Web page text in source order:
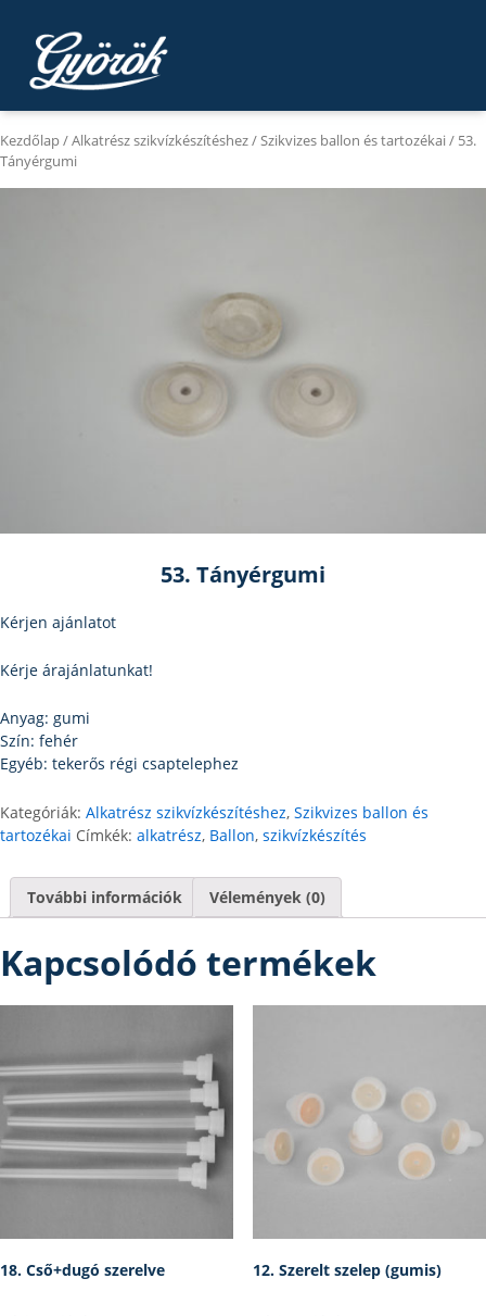
Kezdőlap/Alkatrész szikvízkészítéshez/Szikvizes ballon és tartozékai/ 53.
Tányérgumi
53. Tányérgumi
Kérjen ajánlatot
Kérje árajánlatunkat!
Anyag: gumi
Szín: fehér
Egyéb: tekerős régi csaptelephez
Kategóriák: Alkatrész szikvízkészítéshez, Szikvizes ballon és
tartozékai Címkék: alkatrész, Ballon, szikvízkészítés
További információk Vélemények (0)
Kapcsolódó termékek
18. Cső+dugó szerelve 12. Szerelt szelep (gumis)